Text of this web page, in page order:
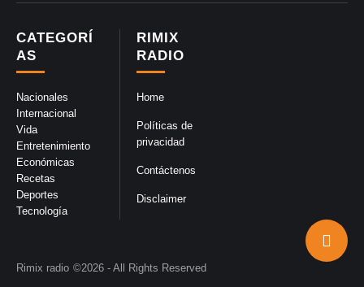
RIMIX
RADIO
Home
Políticas de
privacidad
Contáctenos
Disclaimer
CATEGORÍ
AS
Nacionales
Internacional
Vida
Entretenimiento
Económicas
Recetas
Deportes
Tecnología
Rimix radio ©2026 - All Rights Reserved